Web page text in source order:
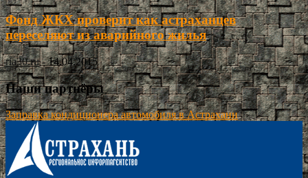
Фонд ЖКХ проверит как астраханцев
переселяют из аварийного жилья
ria30.ru - 14.04.2015
Наши партнёры
Заправка кондиционера автомобиля в Астрахани